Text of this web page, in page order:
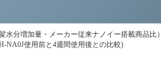
分増加量・メーカー従来ナノイー搭載商品比）
NA0J使用前と4週間使用後との比較)